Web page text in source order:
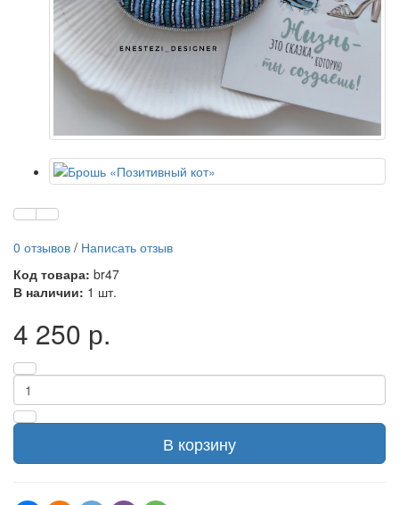
0 отзывов / Написать отзыв
Код товара: br47
В наличии: 1 шт.
4 250 р.
В корзину